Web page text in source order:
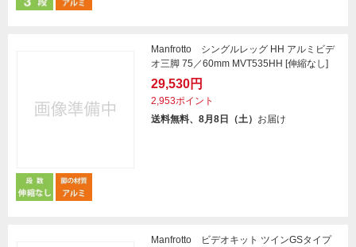
Manfrotto シングルレッグ HH アルミビデ
オ三脚 75／60mm MVT535HH [伸縮なし]
29,530円
2,953ポイント
送料無料、8月8日（土） お届け
Manfrotto ビデオキット ツインGSタイプ